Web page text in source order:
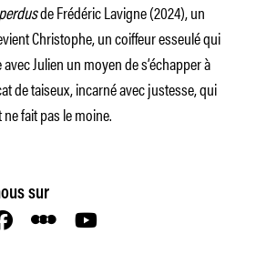
de Frédéric Lavigne (2024), un
Christophe, un coiffeur esseulé qui
Julien un moyen de s’échapper à
de taiseux, incarné avec justesse, qui
fait pas le moine.
sur